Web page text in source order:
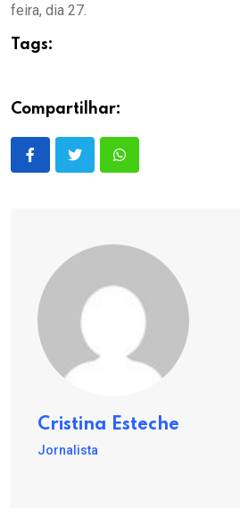
feira, dia 27.
Tags:
Compartilhar:
Cristina Esteche
Jornalista